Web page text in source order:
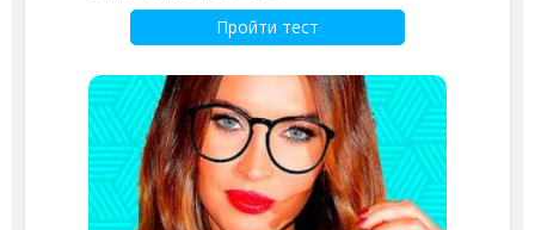
Пройти тест